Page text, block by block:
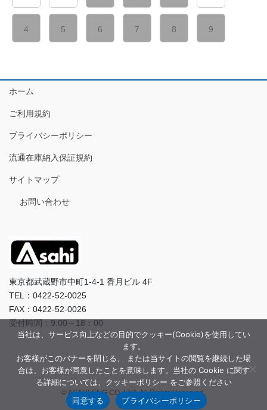
4 5 6 7 8 9
ホーム
ご利用規約
プライバシーポリシー
流通在庫納入保証規約
サイトマップ
お問い合わせ
東京都武蔵野市中町1-4-1 香月ビル 4F
TEL：0422-52-0025
FAX：0422-52-0026
受付時間：9:00～18：00
© ASAHI-ENG CO.,LTD. All Rights Reserved.
当社は、サービス向上などの目的でクッキー(Cookie)を使用してい
ます。
お客様がこのバナーを閉じる、 または当サイトの閲覧を継続した場
合は、お客様が同意したことを意味します。当社の Cookie に関す
る詳細については、クッキーポリシー をご参照ください
同意する
プライバシーポリシー